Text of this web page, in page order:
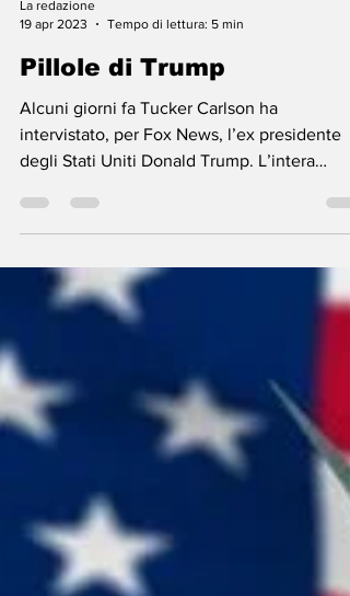
19 apr 2023
Tempo di lettura: 5 min
Pillole di Trump
Alcuni giorni fa Tucker Carlson ha
intervistato, per Fox News, l’ex presidente
degli Stati Uniti Donald Trump. L’intera